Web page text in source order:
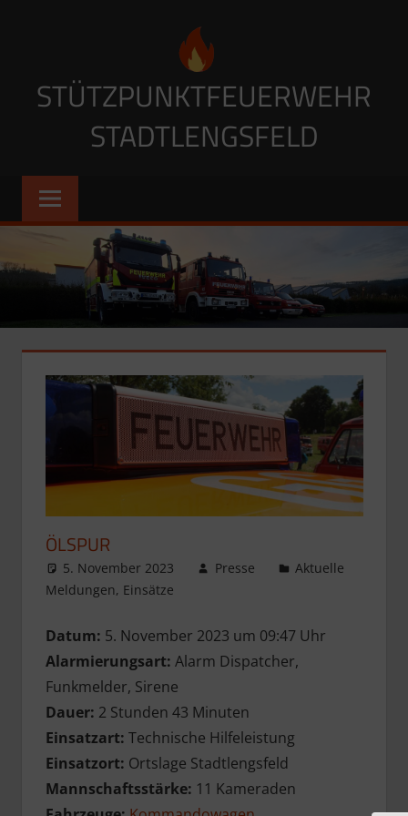
STÜTZPUNKTFEUERWEHR
STADTLENGSFELD
ÖLSPUR
5. November 2023 Presse
Aktuelle
Meldungen, Einsätze
Datum: 5. November 2023 um 09:47 Uhr
Alarmierungsart: Alarm Dispatcher,
Funkmelder, Sirene
Dauer: 2 Stunden 43 Minuten
Einsatzart: Technische Hilfeleistung
Einsatzort: Ortslage Stadtlengsfeld
Mannschaftsstärke: 11 Kameraden